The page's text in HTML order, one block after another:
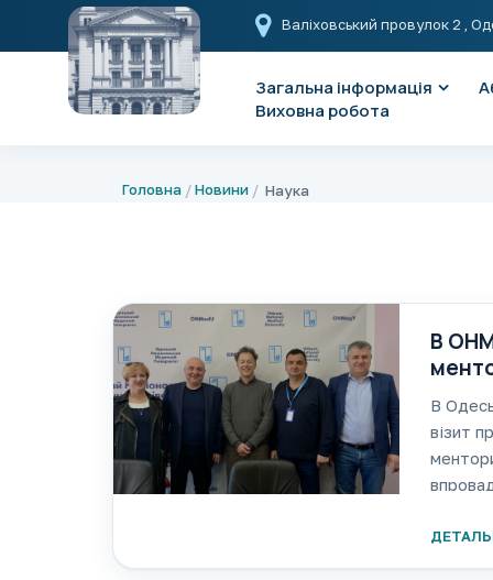
Валіховський провулок 2 ,
Загальна інформація
Виховна робота
Головна Новини Наука
В
В
візит